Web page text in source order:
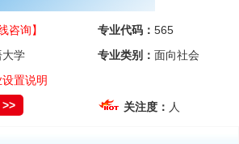
咨询】 专业代码：565
大学 专业类别：面向社会
置说明
>> 关注度： 人